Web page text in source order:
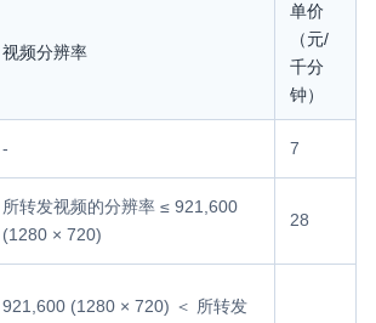
视频分辨率
单价
（元/
千分
钟）
- 7
所转发视频的分辨率 ≤ 921,600
(1280 × 720)
28
921,600 (1280 × 720) ＜ 所转发